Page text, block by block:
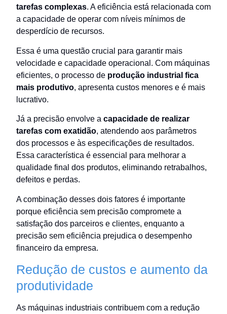
tarefas complexas. A eficiência está relacionada com
a capacidade de operar com níveis mínimos de
desperdício de recursos.
Essa é uma questão crucial para garantir mais
velocidade e capacidade operacional. Com máquinas
eficientes, o processo de produção industrial fica
mais produtivo, apresenta custos menores e é mais
lucrativo.
Já a precisão envolve a capacidade de realizar
tarefas com exatidão, atendendo aos parâmetros
dos processos e às especificações de resultados.
Essa característica é essencial para melhorar a
qualidade final dos produtos, eliminando retrabalhos,
defeitos e perdas.
A combinação desses dois fatores é importante
porque eficiência sem precisão compromete a
satisfação dos parceiros e clientes, enquanto a
precisão sem eficiência prejudica o desempenho
financeiro da empresa.
Redução de custos e aumento da
produtividade
As máquinas industriais contribuem com a redução